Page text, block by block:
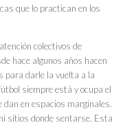
que lo practican en los
colectivos de
hace algunos años hacen
para darle la vuelta a la
siempre está y ocupa el
en espacios marginales.
sitios donde sentarse. Esta